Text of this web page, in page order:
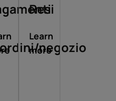
negozio
Resi
Learn
more